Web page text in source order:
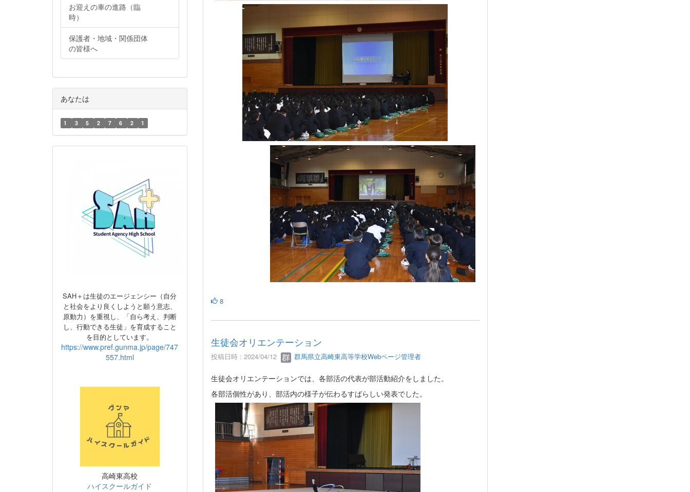
8
生徒会オリエンテーション
投稿日時 : 2024/04/12 群馬県立高崎東高等学校Webページ管理者
生徒会オリエンテーションでは、各部活の代表が部活動紹介をしました。
各部活個性があり、部活内の様子が伝わるすばらしい発表でした。
お迎えの車の進路（臨
時）
保護者・地域・関係団体
の皆様へ
あなたは
1 3 5 2 7 6 2 1
SAH＋は生徒のエージェンシー（自分
と社会をより良くしようと願う意志、
原動力） を重視し、
「自ら考え、判断
し、行動できる生徒」を育成すること
を目的としています。
https://www.pref.gunma.jp/page/747
557.html
高崎東高校
ハイスクールガイド